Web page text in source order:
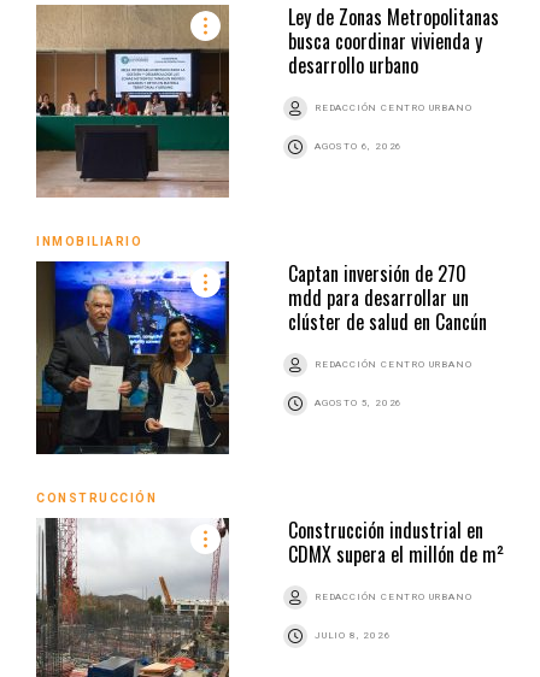
Ley de Zonas Metropolitanas
busca coordinar vivienda y
desarrollo urbano
REDACCIÓN CENTRO URBANO
AGOSTO 6, 2026
INMOBILIARIO
Captan inversión de 270
mdd para desarrollar un
clúster de salud en Cancún
REDACCIÓN CENTRO URBANO
AGOSTO 5, 2026
CONSTRUCCIÓN
Construcción industrial en
CDMX supera el millón de m²
REDACCIÓN CENTRO URBANO
JULIO 8, 2026